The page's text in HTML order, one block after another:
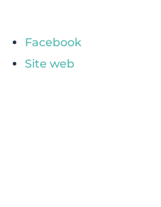
Facebook
Site web